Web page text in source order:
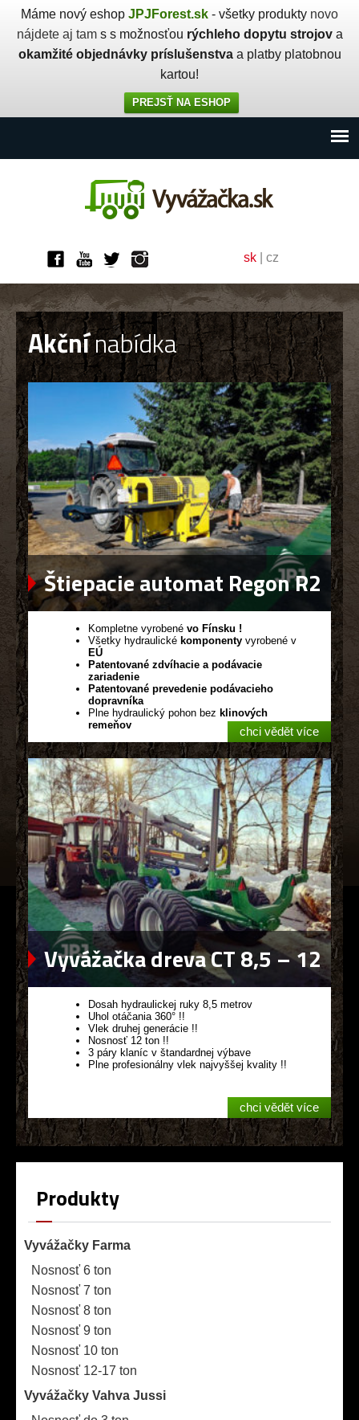
Máme nový eshop JPJForest.sk - všetky produkty novo
nájdete aj tams s možnosťou rýchleho dopytu strojova
okamžité objednávky príslušenstvaa platby platobnou
kartou!
PREJSŤ NA ESHOP
sk cz
Akčnínabídka
Štiepacie automat Regon R2
Kompletne vyrobené vo Fínsku !
Všetky hydraulické komponenty vyrobené v
EÚ
Patentované zdvíhacie a podávacie
zariadenie
Patentované prevedenie podávacieho
dopravníka
Plne hydraulický pohon bez klinových
remeňov
chci vědět více
Vyvážačka dreva CT 8,5 – 12
Dosah hydraulickej ruky 8,5 metrov
Uhol otáčania 360° !!
Vlek druhej generácie !!
Nosnosť 12 ton !!
3 páry klaníc v štandardnej výbave
Plne profesionálny vlek najvyššej kvality !!
chci vědět více
Produkty
Vyvážačky Farma
Nosnosť 6 ton
Nosnosť 7 ton
Nosnosť 8 ton
Nosnosť 9 ton
Nosnosť 10 ton
Nosnosť 12-17 ton
Vyvážačky Vahva Jussi